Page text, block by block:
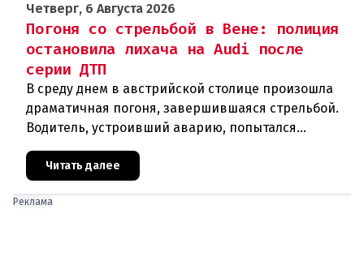
Четверг, 6 Августа 2026
Погоня со стрельбой в Вене: полиция
остановила лихача на Audi после
серии ДТП
В среду днем в австрийской столице произошла
драматичная погоня, завершившаяся стрельбой.
Водитель, устроивший аварию, попытался
скрыться от полиции, спровоцировав несколько
новых столкновений.Что слу
Читать далее
Реклама